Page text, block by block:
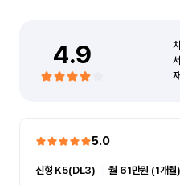
4.9
5.0
신형 K5(DL3) ㅣ월 61만원 (1개월)